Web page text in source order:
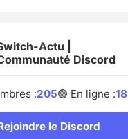
Actu |
Discord
:205🟢 En ligne :18
le Discord